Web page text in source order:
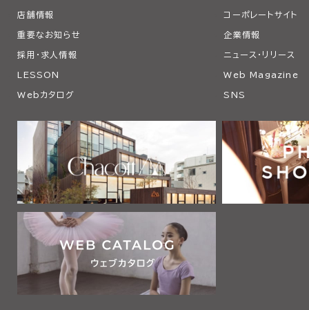
店舗情報 コーポレートサイト
重要なお知らせ 企業情報
採用・求人情報 ニュース・リリース
LESSON Web Magazine
Webカタログ SNS